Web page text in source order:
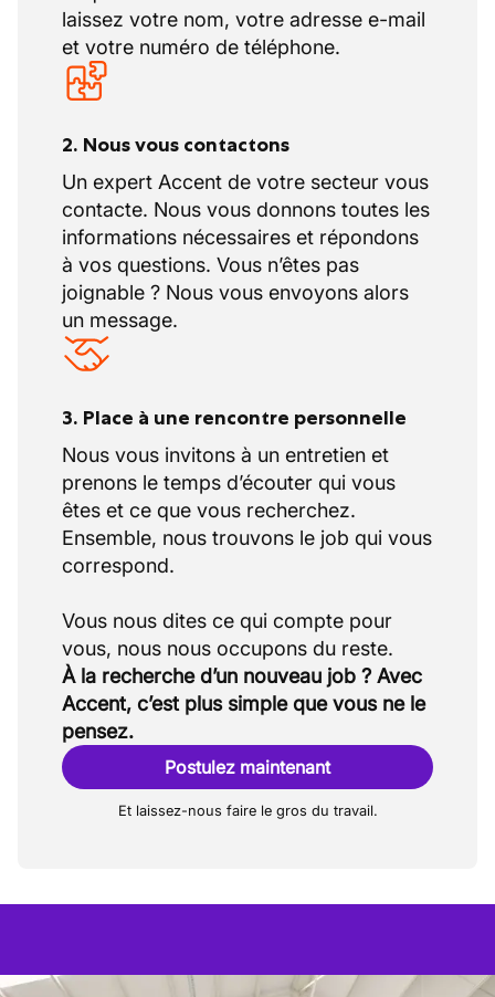
programmes de formation stimulent le
développement professionnel de l’ensemble
de leurs employés et lui permettent d’être
une entreprise de connaissances et de
Notre client accorde une attention
particulière à la sécurité, à l'environnement,
à la santé et à la qualité, conformément à
une certification ISO complète et à une
attestation VCA** qui garantissent une
approche tant ascendante que descendante
de la politique de sécurité.
laissez votre nom, votre adresse e-mail
et votre numéro de téléphone.
2. Nous vous contactons
Un expert Accent de votre secteur vous
contacte. Nous vous donnons toutes les
informations nécessaires et répondons
à vos questions. Vous n’êtes pas
joignable ? Nous vous envoyons alors
un message.
3. Place à une rencontre personnelle
Nous vous invitons à un entretien et
prenons le temps d’écouter qui vous
êtes et ce que vous recherchez.
Ensemble, nous trouvons le job qui vous
correspond.
Vous nous dites ce qui compte pour
À la recherche d’un nouveau job ? Avec
Accent, c’est plus simple que vous ne le
pensez.
Postulez maintenant
Et laissez-nous faire le gros du travail.